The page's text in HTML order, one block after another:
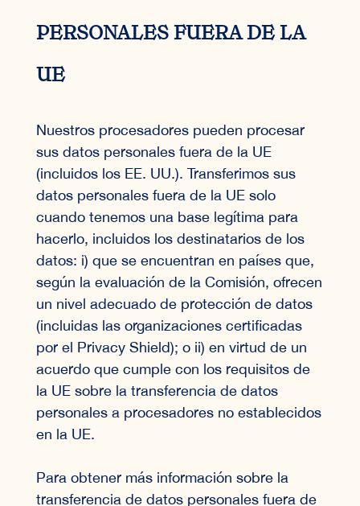
PERSONALES FUERA DE LA
UE
Nuestros procesadores pueden procesar
sus datos personales fuera de la UE
(incluidos los EE. UU.). Transferimos sus
datos personales fuera de la UE solo
cuando tenemos una base legítima para
hacerlo, incluidos los destinatarios de los
datos: i) que se encuentran en países que,
según la evaluación de la Comisión, ofrecen
un nivel adecuado de protección de datos
(incluidas las organizaciones certificadas
por el Privacy Shield); o ii) en virtud de un
acuerdo que cumple con los requisitos de
la UE sobre la transferencia de datos
personales a procesadores no establecidos
en la UE.
Para obtener más información sobre la
transferencia de datos personales fuera de